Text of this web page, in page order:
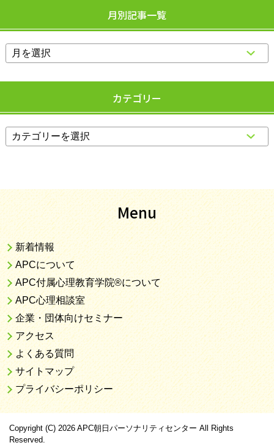
月別記事一覧
カテゴリー
Menu
新着情報
APCについて
APC付属心理教育学院®について
APC心理相談室
企業・団体向けセミナー
アクセス
よくある質問
サイトマップ
プライバシーポリシー
Copyright (C) 2026 APC朝日パーソナリティセンター All Rights
Reserved.